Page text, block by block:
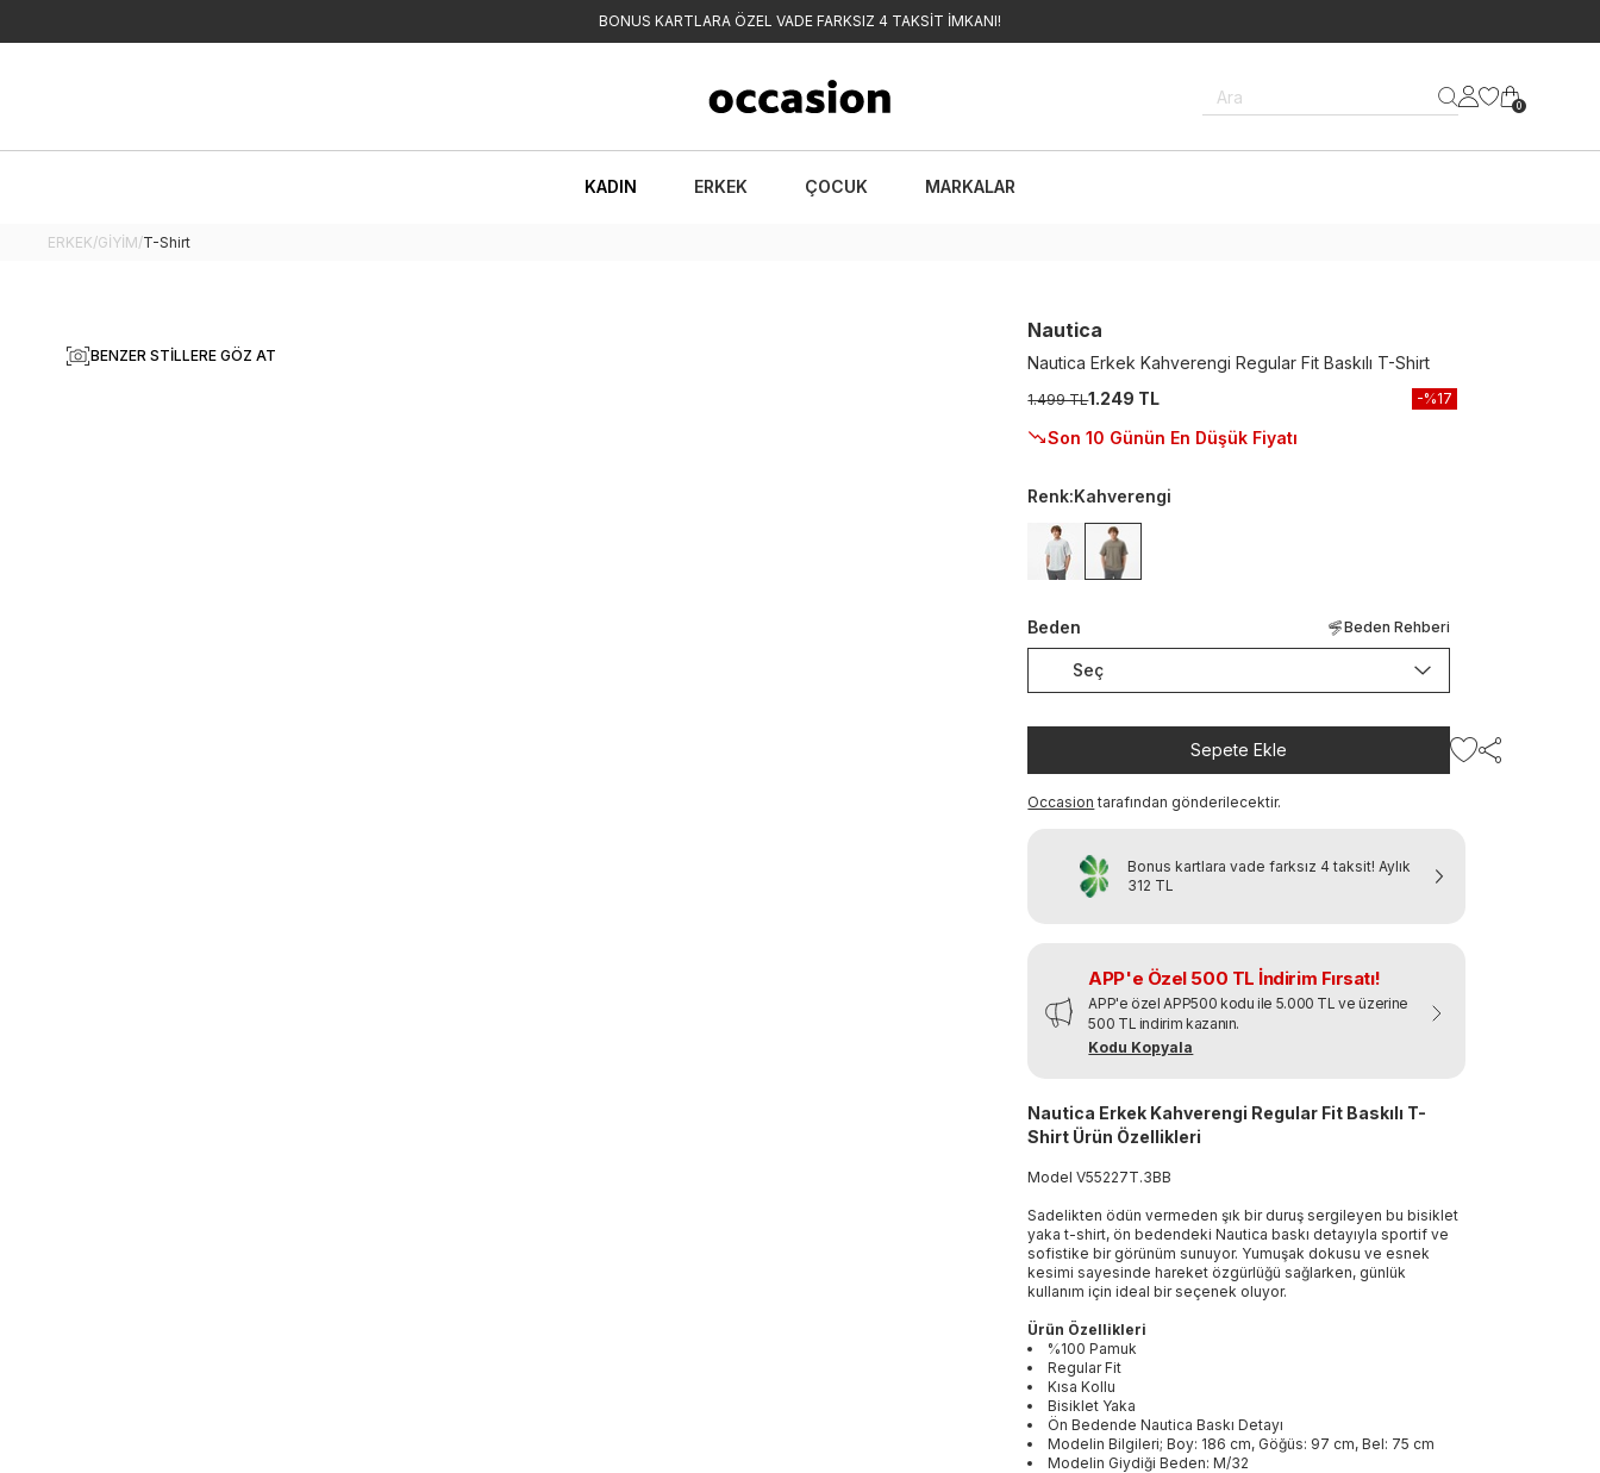
BONUS KARTLARA ÖZEL VADE FARKSIZ 4 TAKSİT İMKANI!
Ara 0
KADIN ERKEK ÇOCUK MARKALAR
ERKEK/GİYİM/T-Shirt
BENZER STILLERE GÖZ AT
Nautica
Nautica Erkek Kahverengi Regular Fit Baskılı T-Shirt
1.499 TL1.249 TL -%17
Son 10 Günün En Düşük Fiyatı
Renk:Kahverengi
Beden Beden Rehberi
Seç
Sepete Ekle
Occasion tarafından gönderilecektir.
Bonus kartlara vade farksız 4 taksit! Aylık
312 TL
APP'e Özel 500 TL İndirim Fırsatı!
APP'e özel APP500 kodu ile 5.000 TL ve üzerine
500 TL indirim kazanın.
Kodu Kopyala
Nautica Erkek Kahverengi Regular Fit Baskılı T-
Shirt Ürün Özellikleri
ModelV55227T.3BB
Sadelikten ödün vermeden şık bir duruş sergileyen bu bisiklet
yaka t-shirt, ön bedendeki Nautica baskı detayıyla sportif ve
sofistike bir görünüm sunuyor. Yumuşak dokusu ve esnek
kesimi sayesinde hareket özgürlüğü sağlarken, günlük
kullanım için ideal bir seçenek oluyor.
Ürün Özellikleri
%100 Pamuk
Regular Fit
Kısa Kollu
Bisiklet Yaka
Ön Bedende Nautica Baskı Detayı
Modelin Bilgileri; Boy: 186 cm, Göğüs: 97 cm, Bel: 75 cm
Modelin Giydiği Beden: M/32